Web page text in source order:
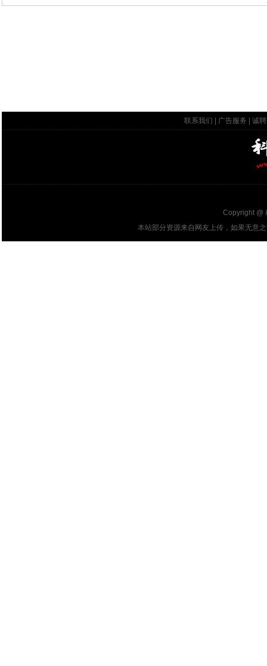
联系我们 广告服务 诚
Copyright @
本站部分资源来自网友上传，如果无意